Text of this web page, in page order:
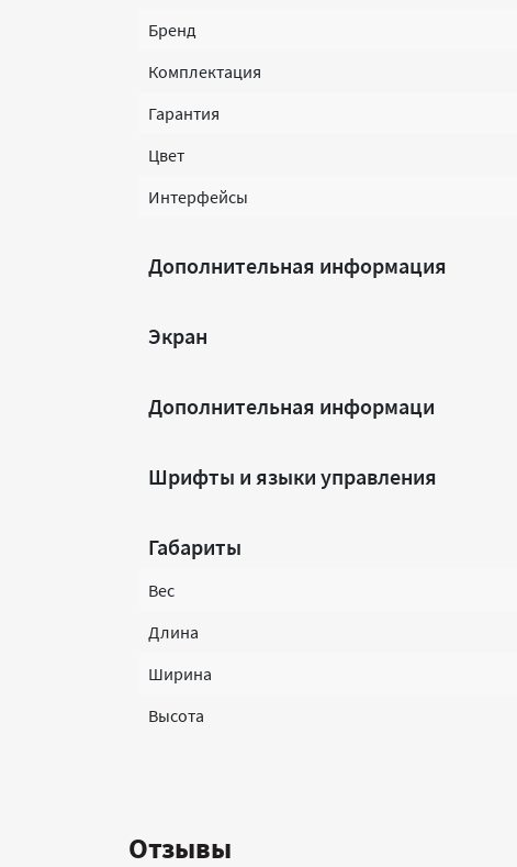
Бренд
Комплектация
Гарантия
Цвет
Интерфейсы
Дополнительная информация
Экран
Дополнительная информаци
Шрифты и языки управления
Габариты
Вес
Длина
Ширина
Высота
Отзывы